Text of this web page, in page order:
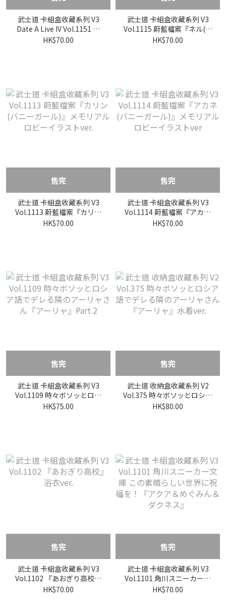
武士道 卡組盒收藏系列 V3
Date A Live IV Vol.1151 デ
ート・ア・ライブIV『時崎
HK$70.00
武士道 卡組盒收藏系列 V3
Vol.1115 蔚藍檔案『ネル(バ
ニーガール)』メモリアルロ
HK$70.00
售完
武士道 卡組盒收藏系列 V3
Vol.1113 蔚藍檔案『カリン
(バニーガール)』メモリア
HK$70.00
售完
武士道 卡組盒收藏系列 V3
Vol.1114 蔚藍檔案『アカネ
(バニーガール)』メモリア
HK$70.00
售完
武士道 卡組盒收藏系列 V3
Vol.1109 時々ボソッとロシ
ア語でデレる隣のアーリャ
HK$75.00
售完
武士道 收納盒收藏系列 V2
Vol.375 時々ボソッとロシア
語でデレる隣のアーリャさ
HK$80.00
售完
武士道 卡組盒收藏系列 V3
Vol.1102 『あおぎり高校』
浴衣ver.
HK$70.00
售完
武士道 卡組盒收藏系列 V3
Vol.1101 角川スニーカー文
庫 この素晴らしい世界に祝
HK$70.00